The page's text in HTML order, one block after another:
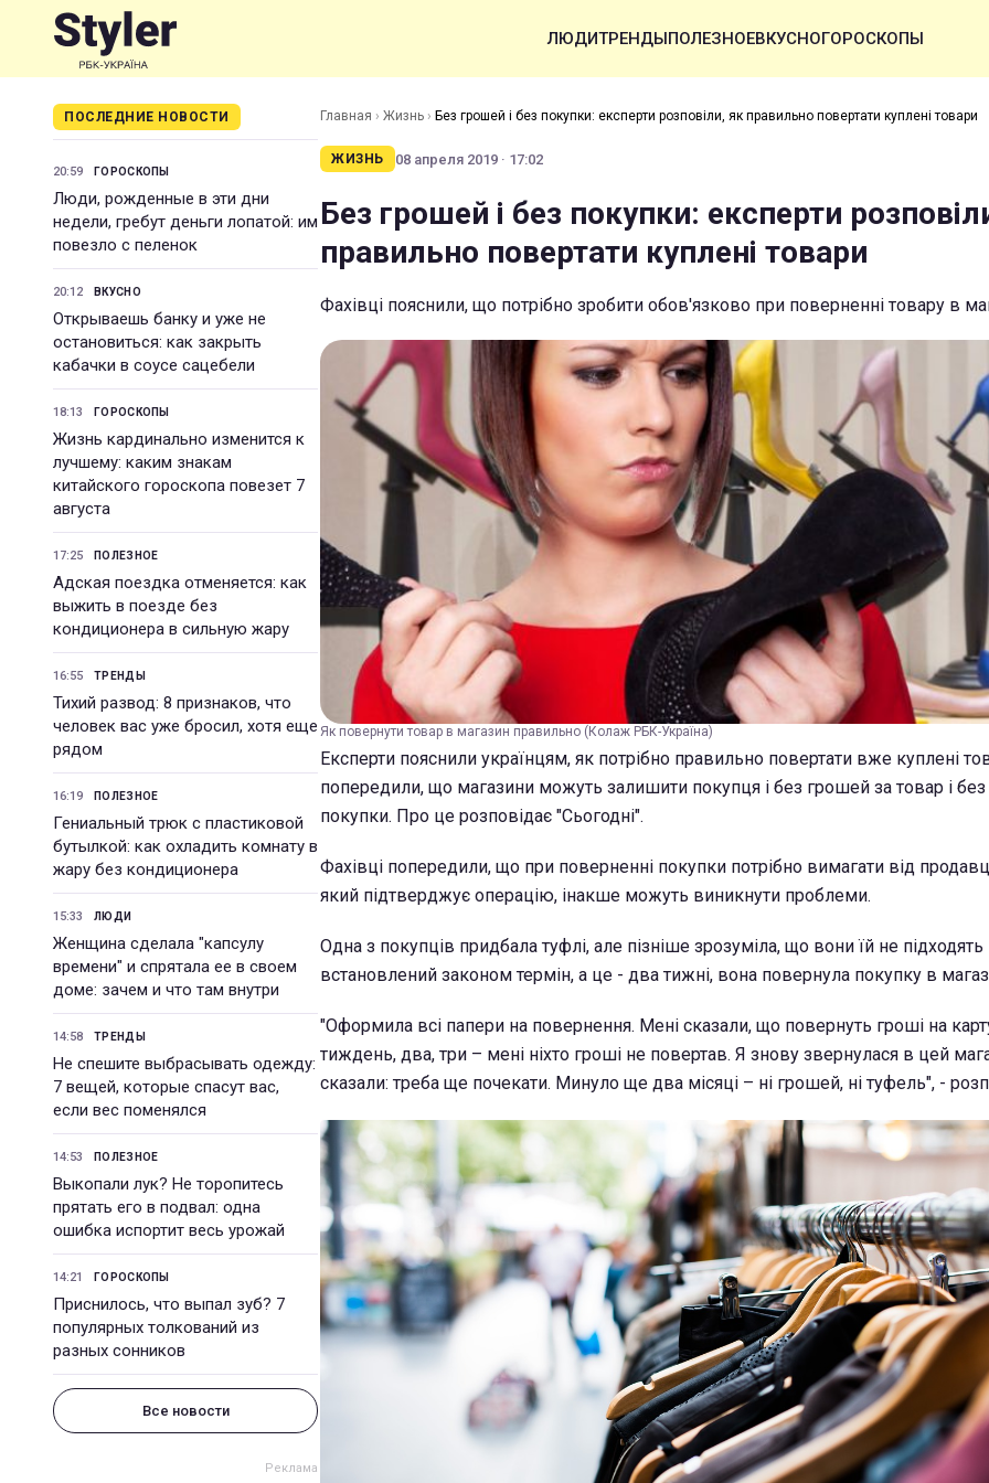
ЛЮДИТРЕНДЫПОЛЕЗНОЕВКУСНОГОРОСКОПЫ
ПОСЛЕДНИЕ НОВОСТИ
20:59 ГОРОСКОПЫ
Люди, рожденные в эти дни
недели, гребут деньги лопатой: им
повезло с пеленок
20:12 ВКУСНО
Открываешь банку и уже не
остановиться: как закрыть
кабачки в соусе сацебели
18:13 ГОРОСКОПЫ
Жизнь кардинально изменится к
лучшему: каким знакам
китайского гороскопа повезет 7
августа
17:25 ПОЛЕЗНОЕ
Адская поездка отменяется: как
выжить в поезде без
кондиционера в сильную жару
16:55 ТРЕНДЫ
Тихий развод: 8 признаков, что
человек вас уже бросил, хотя еще
рядом
16:19 ПОЛЕЗНОЕ
Гениальный трюк с пластиковой
бутылкой: как охладить комнату в
жару без кондиционера
15:33 ЛЮДИ
Женщина сделала "капсулу
времени" и спрятала ее в своем
доме: зачем и что там внутри
14:58 ТРЕНДЫ
Не спешите выбрасывать одежду:
7 вещей, которые спасут вас,
если вес поменялся
14:53 ПОЛЕЗНОЕ
Выкопали лук? Не торопитесь
прятать его в подвал: одна
ошибка испортит весь урожай
14:21 ГОРОСКОПЫ
Приснилось, что выпал зуб? 7
популярных толкований из
разных сонников
Все новости
Главная › Жизнь › Без грошей і без покупки: експерти розповіли, як правильно повертати куплені товари
ЖИЗНЬ 08 апреля 2019 · 17:02
Без грошей і без покупки: експерти
правильно повертати куплені товари
Фахівці пояснили, що потрібно зробити обов'язково при поверненні товару в
Як повернути товар в магазин правильно (Колаж РБК-Україна)
Експерти пояснили українцям, як потрібно правильно повертати вже куплені
попередили, що магазини можуть залишити покупця і без грошей за товар і без
покупки. Про це розповідає "Сьогодні".
Фахівці попередили, що при поверненні покупки потрібно вимагати від
який підтверджує операцію, інакше можуть виникнути проблеми.
Одна з покупців придбала туфлі, але пізніше зрозуміла, що вони їй не підходять
встановлений законом термін, а це - два тижні, вона повернула покупку в
"Оформила всі папери на повернення. Мені сказали, що повернуть гроші на
тиждень, два, три – мені ніхто гроші не повертав. Я знову звернулася в цей
сказали: треба ще почекати. Минуло ще два місяці – ні грошей, ні туфель", -